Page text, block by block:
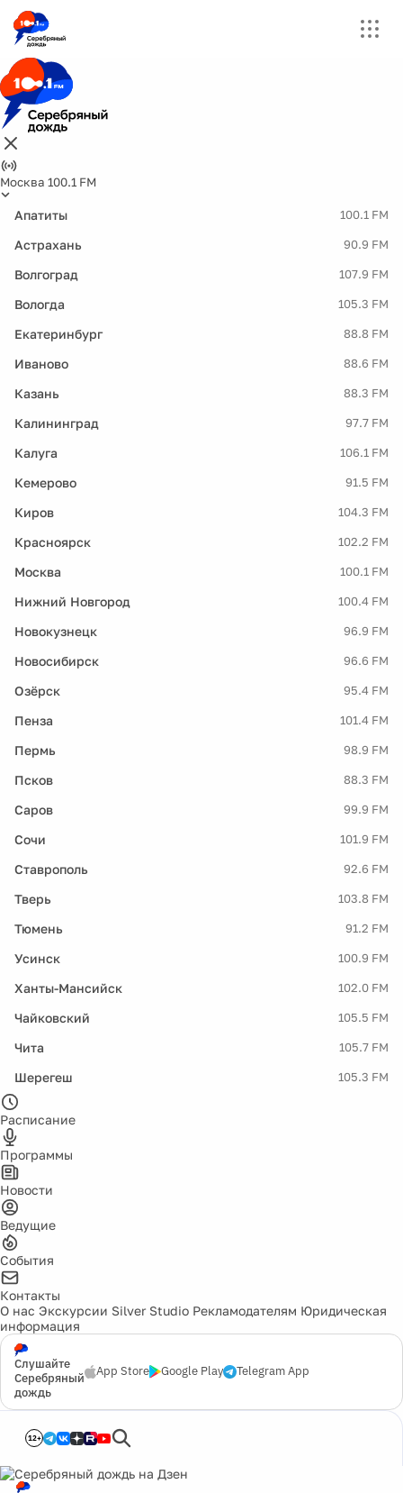
Москва 100.1 FM
Апатиты 100.1 FM
Астрахань 90.9 FM
Волгоград 107.9 FM
Вологда 105.3 FM
Екатеринбург 88.8 FM
Иваново 88.6 FM
Казань 88.3 FM
Калининград 97.7 FM
Калуга 106.1 FM
Кемерово 91.5 FM
Киров 104.3 FM
Красноярск 102.2 FM
Москва 100.1 FM
Нижний Новгород 100.4 FM
Новокузнецк 96.9 FM
Новосибирск 96.6 FM
Озёрск 95.4 FM
Пенза 101.4 FM
Пермь 98.9 FM
Псков 88.3 FM
Саров 99.9 FM
Сочи 101.9 FM
Ставрополь 92.6 FM
Тверь 103.8 FM
Тюмень 91.2 FM
Усинск 100.9 FM
Ханты-Мансийск 102.0 FM
Чайковский 105.5 FM
Чита 105.7 FM
Шерегеш 105.3 FM
Расписание
Программы
Новости
Ведущие
События
Контакты
О нас Экскурсии Silver Studio Рекламодателям Юридическая
информация
Слушайте
Серебряный
дождь
App Store Google Play Telegram App
12+